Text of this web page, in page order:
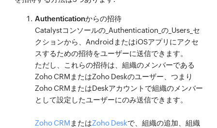
Authenticationからの招待
Catalystコンソールの_Authentication_の_Users_セ
クションから、AndroidまたはiOSアプリにアクセ
スするための招待をユーザーに送信できます。
ただし、これらの招待は、組織のメンバーである
Zoho CRMまたはZoho Deskのユーザー、つまり
Zoho CRMまたはDeskアカウントで組織のメンバー
として設定したユーザーにのみ送信できます。
Zoho CRM またはZoho Deskで、組織の追加、組織